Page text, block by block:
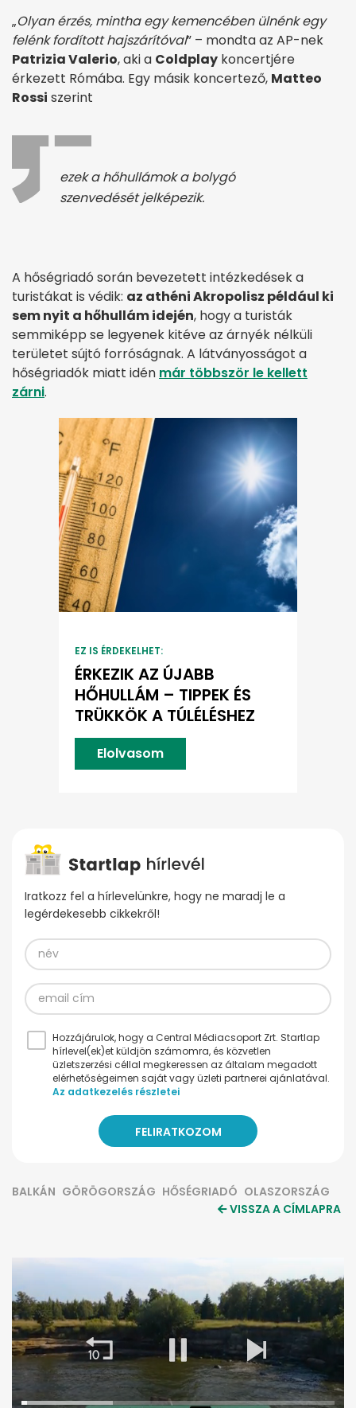
„Olyan érzés, mintha egy kemencében ülnénk egy
felénk fordított hajszárítóval” – mondta az AP-nek
Patrizia Valerio, aki a Coldplay koncertjére
érkezett Rómába. Egy másik koncertező, Matteo
Rossi szerint
ezek a hőhullámok a bolygó
szenvedését jelképezik.
A hőségriadó során bevezetett intézkedések a
turistákat is védik: az athéni Akropolisz például ki
sem nyit a hőhullám idején, hogy a turisták
semmiképp se legyenek kitéve az árnyék nélküli
területet sújtó forróságnak. A látványosságot a
hőségriadók miatt idén már többször le kellett
zárni.
EZ IS ÉRDEKELHET:
ÉRKEZIK AZ ÚJABB
HŐHULLÁM – TIPPEK ÉS
TRÜKKÖK A TÚLÉLÉSHEZ
Elolvasom
Iratkozz fel a hírlevelünkre, hogy ne maradj le a
legérdekesebb cikkekről!
Hozzájárulok, hogy a Central Médiacsoport Zrt. Startlap
hírlevel(ek)et küldjön számomra, és közvetlen
üzletszerzési céllal megkeressen az általam megadott
elérhetőségeimen saját vagy üzleti partnerei ajánlatával.
Az adatkezelés részletei
BALKÁN GÖRÖGORSZÁG HŐSÉGRIADÓ OLASZORSZÁG
VISSZA A CÍMLAPRA